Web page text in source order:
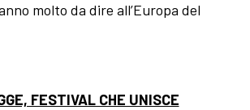
molto da dire all’Europa del
FESTIVAL CHE UNISCE